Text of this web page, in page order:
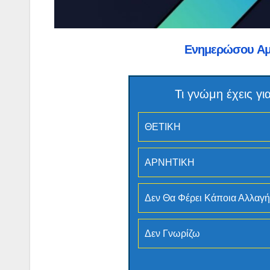
Ενημερώσου
Τι γνώμη έχεις
ΘΕΤΙΚΗ
ΑΡΝΗΤΙΚΗ
Δεν Θα Φέρει Κάποια Αλλαγή
Δεν Γνωρίζω